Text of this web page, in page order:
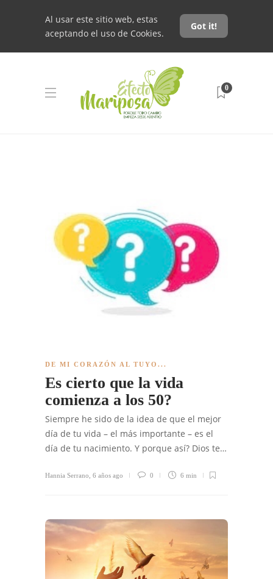
Al usar este sitio web, estas
aceptando el uso de Cookies.
Got it!
0
DE MI CORAZÓN AL TUYO...
Es cierto que la vida
comienza a los 50?
Siempre he sido de la idea de que el mejor
día de tu vida – el más importante – es el
día de tu nacimiento. Y porque así? Dios te…
Hannia Serrano 6 años ago 0 6 min